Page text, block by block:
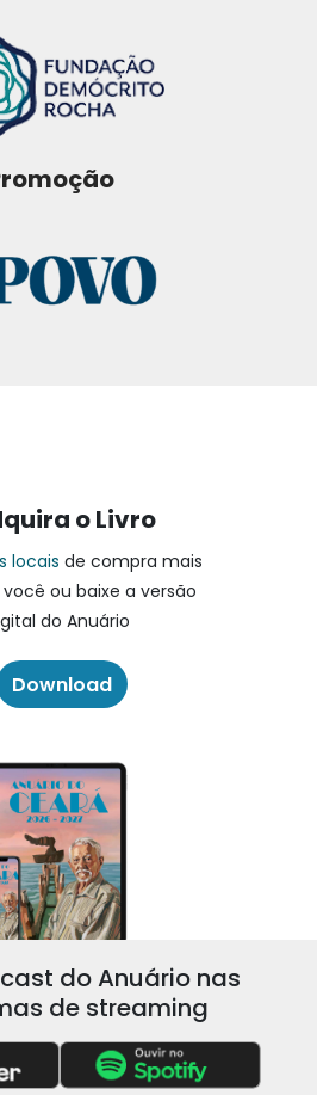
o Livro
locais de compra mais
ou baixe a versão
do Anuário
Download
do Anuário nas
de streaming